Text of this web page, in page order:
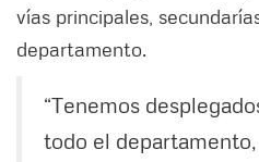
vías principales,
departamento.
“Tenemos
todo el